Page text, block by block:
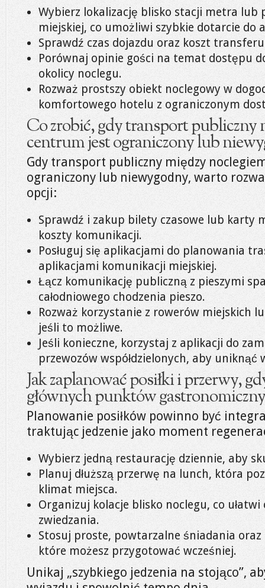
Wybierz lokalizację blisko stacji metra lub
miejskiej, co umożliwi szybkie dotarcie do
Sprawdź czas dojazdu oraz koszt
Porównaj opinie gości na temat dostępu
okolicy noclegu.
Rozważ prostszy obiekt noclegowy w
komfortowego hotelu z ograniczonym
Co zrobić, gdy transport publiczny
centrum jest ograniczony lub
Gdy transport publiczny między
ograniczony lub niewygodny, warto
opcji:
Sprawdź i zakup bilety czasowe lub karty
koszty komunikacji.
Posługuj się aplikacjami do planowania
aplikacjami komunikacji miejskiej.
Łącz komunikację publiczną z pieszymi
całodniowego chodzenia pieszo.
Rozważ korzystanie z rowerów miejskich
jeśli to możliwe.
Jeśli konieczne, korzystaj z aplikacji do
przewozów współdzielonych, aby uniknąć
Jak zaplanować posiłki i przerwy,
głównych punktów
Planowanie posiłków powinno być
traktując jedzenie jako moment
Wybierz jedną restaurację dziennie, aby
Planuj dłuższą przerwę na lunch, która
klimat miejsca.
Organizuj kolacje blisko noclegu, co ułatwi
zwiedzania.
Stosuj proste, powtarzalne śniadania
które możesz przygotować wcześniej.
Unikaj „szybkiego jedzenia na stojąco”,